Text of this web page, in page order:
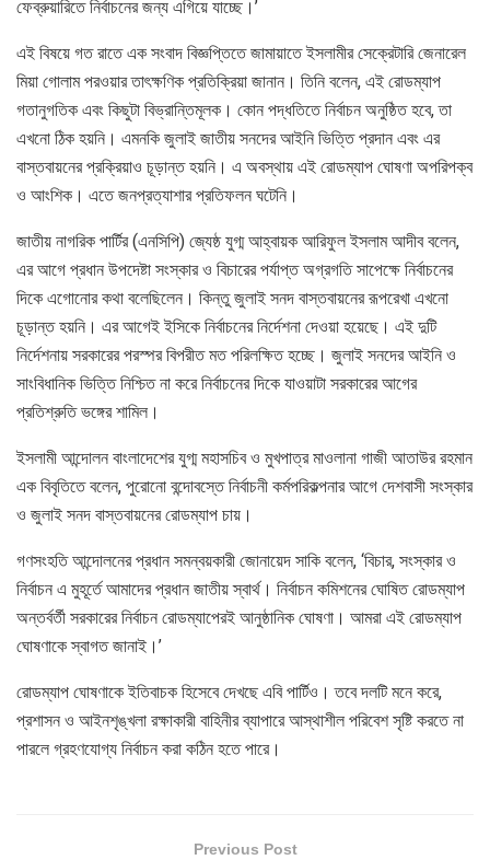
ফেব্রুয়ারিতে নির্বাচনের জন্য এগিয়ে যাচ্ছে।’
এই বিষয়ে গত রাতে এক সংবাদ বিজ্ঞপ্তিতে জামায়াতে ইসলামীর সেক্রেটারি জেনারেল
মিয়া গোলাম পরওয়ার তাৎক্ষণিক প্রতিক্রিয়া জানান। তিনি বলেন, এই রোডম্যাপ
গতানুগতিক এবং কিছুটা বিভ্রান্তিমূলক। কোন পদ্ধতিতে নির্বাচন অনুষ্ঠিত হবে, তা
এখনো ঠিক হয়নি। এমনকি জুলাই জাতীয় সনদের আইনি ভিত্তি প্রদান এবং এর
বাস্তবায়নের প্রক্রিয়াও চূড়ান্ত হয়নি। এ অবস্থায় এই রোডম্যাপ ঘোষণা অপরিপক্ব
ও আংশিক। এতে জনপ্রত্যাশার প্রতিফলন ঘটেনি।
জাতীয় নাগরিক পার্টির (এনসিপি) জ্যেষ্ঠ যুগ্ম আহ্বায়ক আরিফুল ইসলাম আদীব বলেন,
এর আগে প্রধান উপদেষ্টা সংস্কার ও বিচারের পর্যাপ্ত অগ্রগতি সাপেক্ষে নির্বাচনের
দিকে এগোনোর কথা বলেছিলেন। কিন্তু জুলাই সনদ বাস্তবায়নের রূপরেখা এখনো
চূড়ান্ত হয়নি। এর আগেই ইসিকে নির্বাচনের নির্দেশনা দেওয়া হয়েছে। এই দুটি
নির্দেশনায় সরকারের পরস্পর বিপরীত মত পরিলক্ষিত হচ্ছে। জুলাই সনদের আইনি ও
সাংবিধানিক ভিত্তি নিশ্চিত না করে নির্বাচনের দিকে যাওয়াটা সরকারের আগের
প্রতিশ্রুতি ভঙ্গের শামিল।
ইসলামী আন্দোলন বাংলাদেশের যুগ্ম মহাসচিব ও মুখপাত্র মাওলানা গাজী আতাউর রহমান
এক বিবৃতিতে বলেন, পুরোনো বন্দোবস্তে নির্বাচনী কর্মপরিকল্পনার আগে দেশবাসী সংস্কার
ও জুলাই সনদ বাস্তবায়নের রোডম্যাপ চায়।
গণসংহতি আন্দোলনের প্রধান সমন্বয়কারী জোনায়েদ সাকি বলেন, ‘বিচার, সংস্কার ও
নির্বাচন এ মুহূর্তে আমাদের প্রধান জাতীয় স্বার্থ। নির্বাচন কমিশনের ঘোষিত রোডম্যাপ
অন্তর্বর্তী সরকারের নির্বাচন রোডম্যাপেরই আনুষ্ঠানিক ঘোষণা। আমরা এই রোডম্যাপ
ঘোষণাকে স্বাগত জানাই।’
রোডম্যাপ ঘোষণাকে ইতিবাচক হিসেবে দেখছে এবি পার্টিও। তবে দলটি মনে করে,
প্রশাসন ও আইনশৃঙ্খলা রক্ষাকারী বাহিনীর ব্যাপারে আস্থাশীল পরিবেশ সৃষ্টি করতে না
পারলে গ্রহণযোগ্য নির্বাচন করা কঠিন হতে পারে।
Previous Post